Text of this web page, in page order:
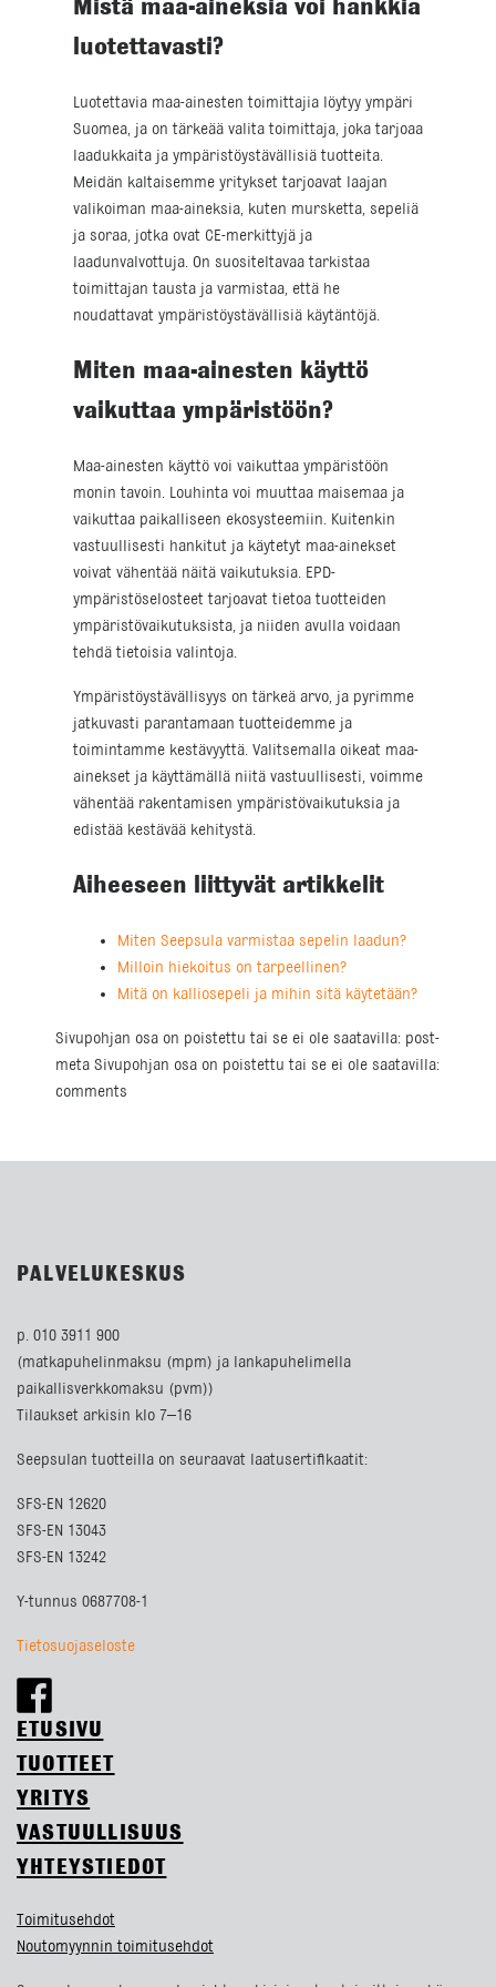
Mistä maa-aineksia voi hankkia
luotettavasti?
Luotettavia maa-ainesten toimittajia löytyy ympäri
Suomea, ja on tärkeää valita toimittaja, joka tarjoaa
laadukkaita ja ympäristöystävällisiä tuotteita.
Meidän kaltaisemme yritykset tarjoavat laajan
valikoiman maa-aineksia, kuten mursketta, sepeliä
ja soraa, jotka ovat CE-merkittyjä ja
laadunvalvottuja. On suositeltavaa tarkistaa
toimittajan tausta ja varmistaa, että he
noudattavat ympäristöystävällisiä käytäntöjä.
Miten maa-ainesten käyttö
vaikuttaa ympäristöön?
Maa-ainesten käyttö voi vaikuttaa ympäristöön
monin tavoin. Louhinta voi muuttaa maisemaa ja
vaikuttaa paikalliseen ekosysteemiin. Kuitenkin
vastuullisesti hankitut ja käytetyt maa-ainekset
voivat vähentää näitä vaikutuksia. EPD-
ympäristöselosteet tarjoavat tietoa tuotteiden
ympäristövaikutuksista, ja niiden avulla voidaan
tehdä tietoisia valintoja.
Ympäristöystävällisyys on tärkeä arvo, ja pyrimme
jatkuvasti parantamaan tuotteidemme ja
toimintamme kestävyyttä. Valitsemalla oikeat maa-
ainekset ja käyttämällä niitä vastuullisesti, voimme
vähentää rakentamisen ympäristövaikutuksia ja
edistää kestävää kehitystä.
Aiheeseen liittyvät artikkelit
Miten Seepsula varmistaa sepelin laadun?
Milloin hiekoitus on tarpeellinen?
Mitä on kalliosepeli ja mihin sitä käytetään?
Sivupohjan osa on poistettu tai se ei ole saatavilla: post-
meta Sivupohjan osa on poistettu tai se ei ole saatavilla:
comments
PALVELUKESKUS
p. 010 3911 900
(matkapuhelinmaksu (mpm) ja lankapuhelimella
paikallisverkkomaksu (pvm))
Tilaukset arkisin klo 7–16
Seepsulan tuotteilla on seuraavat laatusertifikaatit:
SFS-EN 12620
SFS-EN 13043
SFS-EN 13242
Y-tunnus 0687708-1
Tietosuojaseloste
ETUSIVU
TUOTTEET
YRITYS
VASTUULLISUUS
YHTEYSTIEDOT
Toimitusehdot
Noutomyynnin toimitusehdot